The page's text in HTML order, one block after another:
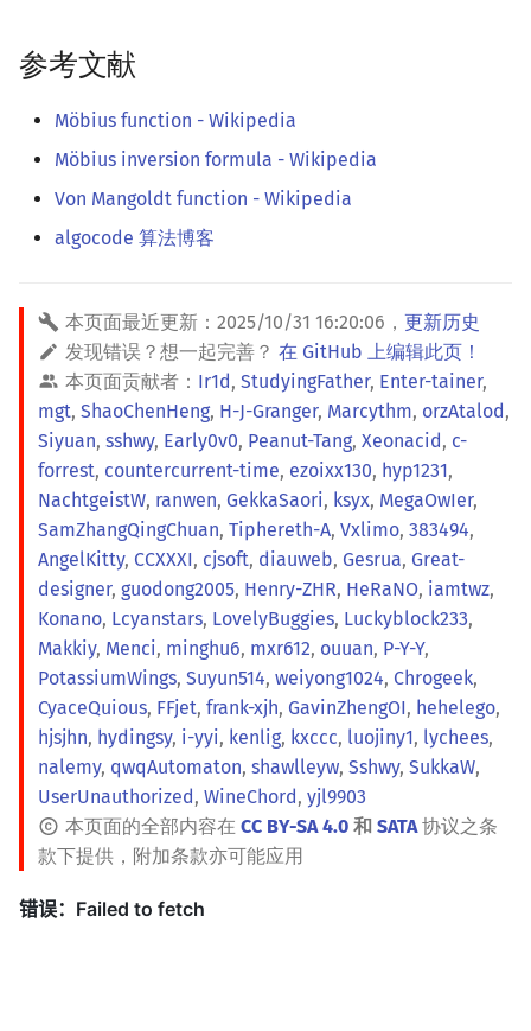
参考文献
Möbius function - Wikipedia
Möbius inversion formula - Wikipedia
Von Mangoldt function - Wikipedia
algocode 算法博客
本页面最近更新： 2025/10/31 16:20:06 ， 更新历史
发现错误？想一起完善？ 在 GitHub 上编辑此页！
本页面贡献者： Ir1d , StudyingFather, Enter-tainer,
mgt, ShaoChenHeng, H-J-Granger, Marcythm, orzAtalod ,
Siyuan, sshwy, Early0v0, Peanut-Tang, Xeonacid , c-
forrest, countercurrent-time, ezoixx130, hyp1231,
NachtgeistW, ranwen, GekkaSaori, ksyx, MegaOwIer,
SamZhangQingChuan, Tiphereth-A, Vxlimo, 383494,
AngelKitty, CCXXXI, cjsoft, diauweb, Gesrua, Great-
designer, guodong2005, Henry-ZHR, HeRaNO, iamtwz,
Konano, Lcyanstars, LovelyBuggies, Luckyblock233,
Makkiy, Menci, minghu6, mxr612, ouuan, P-Y-Y,
PotassiumWings, Suyun514, weiyong1024, Chrogeek,
CyaceQuious, FFjet, frank-xjh, GavinZhengOI, hehelego,
hjsjhn, hydingsy, i-yyi, kenlig, kxccc, luojiny1, lychees,
nalemy, qwqAutomaton, shawlleyw, Sshwy, SukkaW,
UserUnauthorized , WineChord , yjl9903
本页面的全部内容在 CC BY-SA 4.0 和 SATA协议之条
款下提供，附加条款亦可能应用